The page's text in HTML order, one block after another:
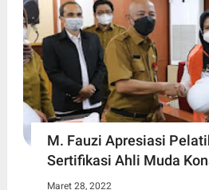
M. Fauzi Apresiasi
Sertifikasi Ahli Muda
Maret 28, 2022